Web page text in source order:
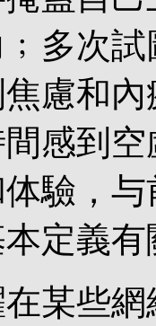
多次
慮和內
感到
驗，与
定義有
些網